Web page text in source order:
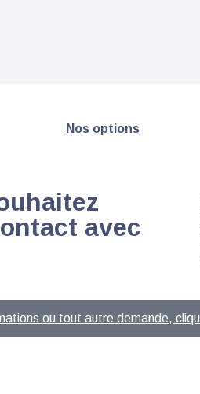
Nos options
avec
ou tout autre demande,